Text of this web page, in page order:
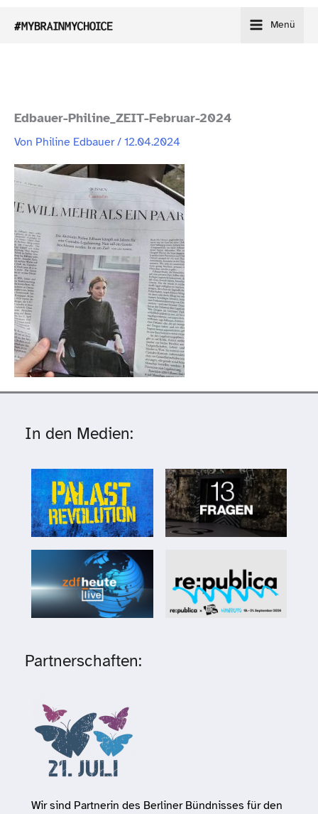
Inhalt
Menü
Edbauer-​Philine_​ZEIT-​Februar-​2024
Von Philine Edbauer/12.04.2024
In den Medien:
Partnerschaften:
Wir sind Partnerin des Berliner Bündnisses für den